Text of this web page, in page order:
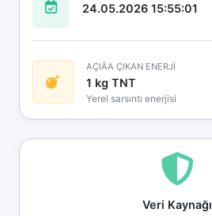
24.05.2026 15:55:01
AÇIÄA ÇIKAN ENERJİ
1 kg TNT
Yerel sarsıntı enerjisi
Veri Kaynağı